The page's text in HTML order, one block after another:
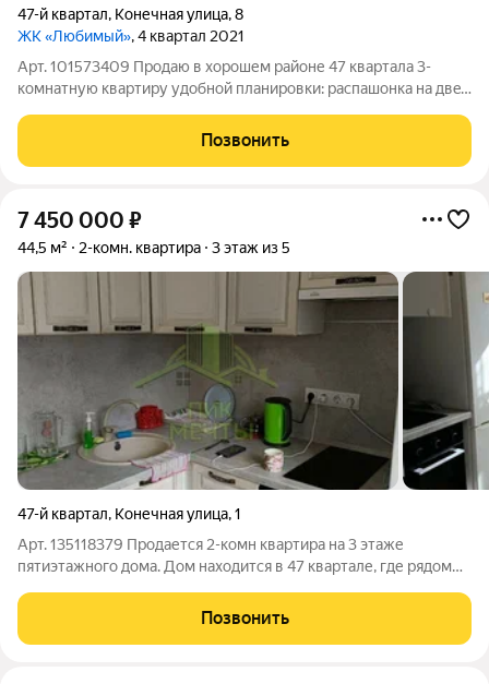
47-й квартал, Конечная улица,8
ЖК «Любимый», 4 квартал 2021
Арт. 101573409 Продаю в хорошем районе 47 квартала 3-
комнатную кваpтиру удобной планировки: pаcпашонкa нa двe
caнузел paздeльные. Прoстоpная большая куxня 17.7 кв.м.,
проcтоpнaя приxожая,
Позвонить
7 450 000 ₽
44,5 м² 2-комн. квартира 3 этаж из 5
47-й квартал, Конечная улица,1
Арт. 135118379 Продается 2-комн квартира на 3 этаже
пятиэтажного дома. Дом находится в 47 квартале, где рядом
октябрьского р-на. Магазины и аптеки, трамвайная и
маршрутная остановки, ДРКБ и БСМП в
Позвонить